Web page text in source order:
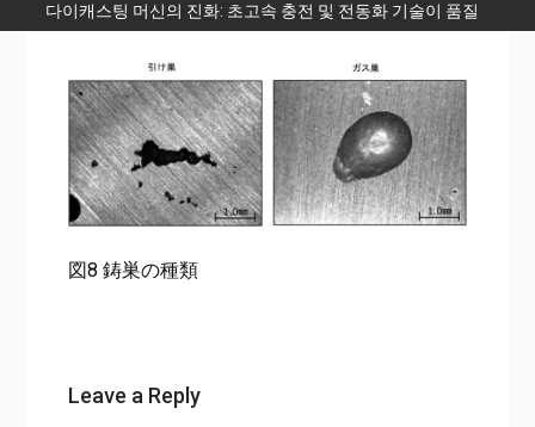
다이캐스팅 머신의 진화: 초고속 충전 및 전동화 기술이 품질
図8 鋳巣の種類
Leave a Reply